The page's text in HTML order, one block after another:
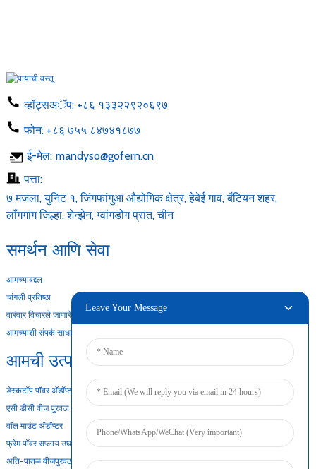
व्हॉट्सअॅप: +८६ १३३२२९२०६९७
फोन: +८६ ७५५ ८४७४१८७७
ई-मेल: mandyso@gofern.cn
पत्ता:
७ मजला, युनिट १, जिंगफांगुआ औद्योगिक क्षेत्र, हेबेई गाव, बँटियन शहर,
लॉंगगांग जिल्हा, शेन्झेन, ग्वांगडोंग प्रांत, चीन
समर्थन आणि सेवा
आमच्याबद्दल
चांगली प्रतिष्ठा
वारंवार विचारले जाणारे प्रश्न
आमच्याशी संपर्क साधा
आमची उत्पादने
डेस्कटॉप पॉवर अ‍ॅडॉप्टर
एसी डीसी वीज पुरवठा
वॉल माउंट अ‍ॅडॉप्टर
फ्रेम पॉवर सप्लाय उघडा
अति-पातळ वीजपुरवठा
Leave Your Message